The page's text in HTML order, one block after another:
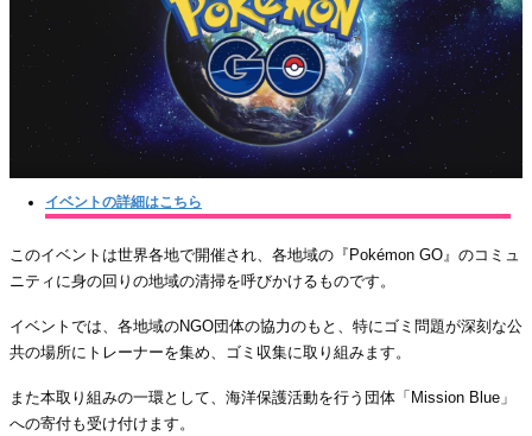
イベントの詳細はこちら
このイベントは世界各地で開催され、各地域の『Pokémon GO』のコミュ
ニティに身の回りの地域の清掃を呼びかけるものです。
イベントでは、各地域のNGO団体の協力のもと、特にゴミ問題が深刻な公
共の場所にトレーナーを集め、ゴミ収集に取り組みます。
また本取り組みの一環として、海洋保護活動を行う団体「Mission Blue」
への寄付も受け付けます。